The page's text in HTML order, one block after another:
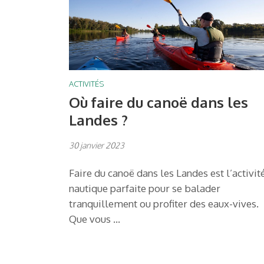
ACTIVITÉS
Où faire du canoë dans les
Landes ?
30 janvier 2023
Faire du canoë dans les Landes est
nautique parfaite pour se balader
tranquillement ou profiter des eaux-vives.
Que vous …